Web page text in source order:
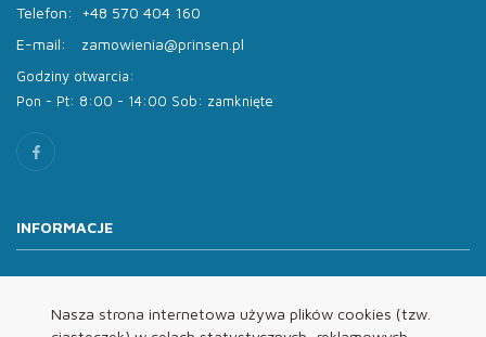
Nasza strona internetowa używa plików cookies (tzw.
Telefon:
+48 570 404 160
E-mail:
zamowienia@prinsen.pl
Godziny otwarcia:
Pon - Pt: 8:00 - 14:00 Sob: zamknięte
INFORMACJE
Oferta